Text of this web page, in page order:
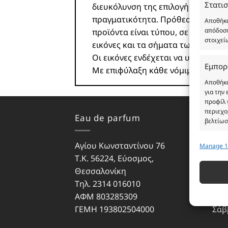
για την
προφίλ
που
Manage
διευκόλυνση της επιλογής σας.
πραγματικότητα. Πρόθεση της
προϊόντα είναι τύπου, σε χύμα
εικόνες και τα σήματα των
Οι εικόνες ενδέχεται να
Με επιφύλαξη κάθε νόμιμου
Eau de parfum
Αγίου Κωνσταντίνου 76
Τ.Κ. 56224, Εύοσμος,
Θεσσαλονίκη
Τηλ. 2314 016010
ΑΦΜ 803285309
ΓΕΜΗ 193802504000